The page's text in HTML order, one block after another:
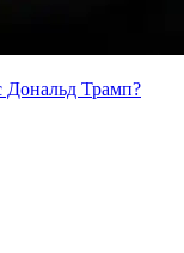
Дональд Трамп?